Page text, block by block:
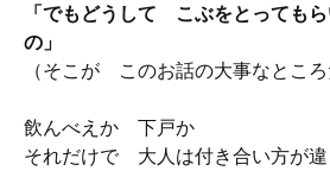
「でもどうして こぶをとっても
の」
（そこが このお話の大事なところ
飲んべえか 下戸か
それだけで 大人は付き合い方が